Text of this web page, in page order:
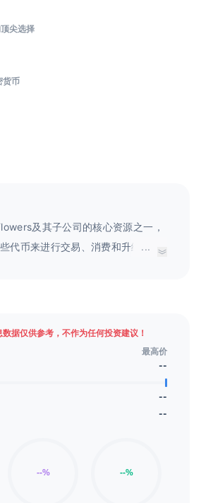
及其子公司的核心资源之一，
代币来进行交易、消费和升级为独
枚，价格为0.02 USDC。在
将得到2000 SOL LP的支持，价格
间的推移，FLWR代币也许会有所
...
据仅供参考，不作为任何投资建议！
最高价
--
--
--
尖选择
货币